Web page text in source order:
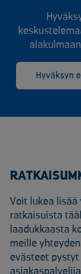
Hyväksyn
Voit lukea
ratkaisuista
laadukkaasta
meille
evästeet pystyt